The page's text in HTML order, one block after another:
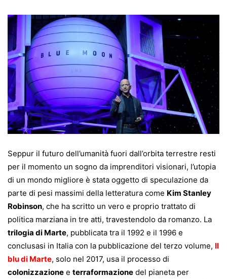
Seppur il futuro dell’umanità fuori dall’orbita terrestre resti
per il momento un sogno da imprenditori visionari, l’utopia
di un mondo migliore è stata oggetto di speculazione da
parte di pesi massimi della letteratura come Kim Stanley
Robinson, che ha scritto un vero e proprio trattato di
politica marziana in tre atti, travestendolo da romanzo. La
trilogia di Marte, pubblicata tra il 1992 e il 1996 e
conclusasi in Italia con la pubblicazione del terzo volume, Il
blu di Marte, solo nel 2017, usa il processo di
colonizzazione e terraformazione del pianeta per